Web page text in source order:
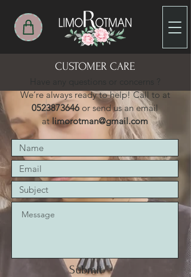
CUSTOMER CARE
Have any questions or concerns ?
We’re always ready to help! Call to at
0523873646 or send us an email
at limorotman@gmail.com
Submit